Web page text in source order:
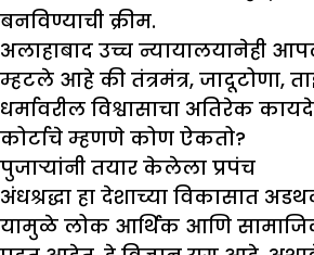
बनविण्याची क्रीम.
अलाहाबाद उच्च न्यायालयानेही
म्हटले आहे की तंत्रमंत्र, जादूटोणा,
धर्मावरील विश्वासाचा अतिरेक
कोर्टाचे म्हणणे कोण ऐकतो?
पुजाऱ्यांनी तयार केलेला प्रपंच
अंधश्रद्धा हा देशाच्या विकासात
यामुळे लोक आर्थिक आणि